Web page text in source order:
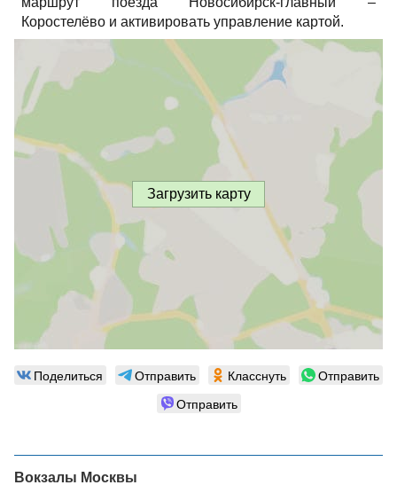
Коростелёво и активировать управление картой.
Загрузить карту
Поделиться Отправить Класснуть
Отправить
Отправить
Вокзалы Москвы